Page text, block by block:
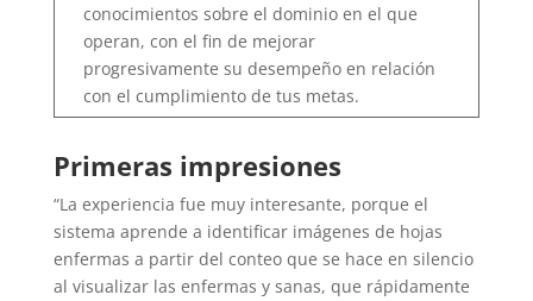
conocimientos sobre el dominio en el que
operan, con el fin de mejorar
progresivamente su desempeño en relación
con el cumplimiento de tus metas.
Primeras impresiones
“La experiencia fue muy interesante, porque el
sistema aprende a identificar imágenes de hojas
enfermas a partir del conteo que se hace en silencio
al visualizar las enfermas y sanas, que rápidamente